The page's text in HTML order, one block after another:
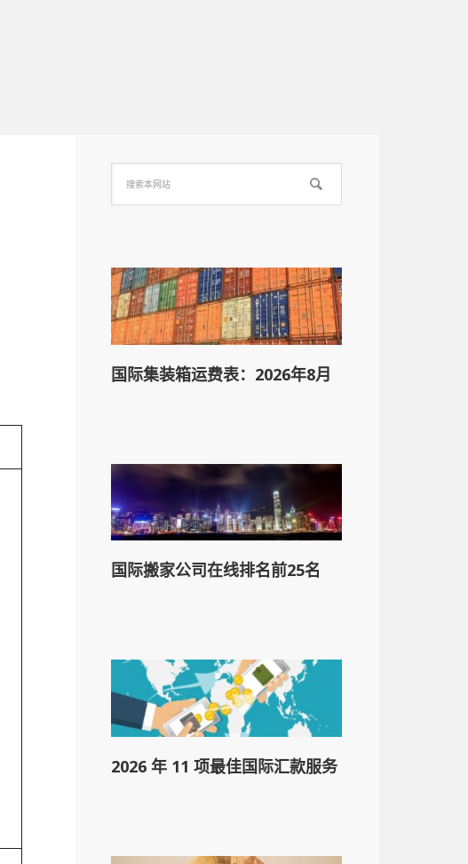
国际集装箱运费表：2026年8月
国际搬家公司在线排名前25名
2026 年 11 项最佳国际汇款服务